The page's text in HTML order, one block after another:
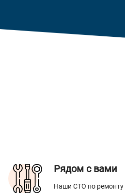
Рядом с вами
Наши СТО по ремонту